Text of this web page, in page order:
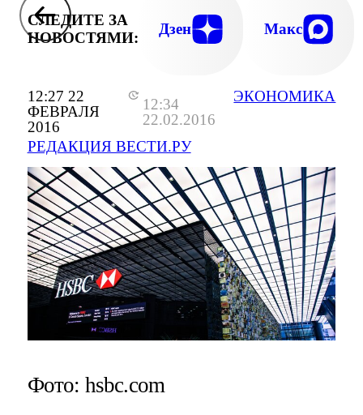
12:27 22
ФЕВРАЛЯ
2016
12:34
22.02.2016
РЕДАКЦИЯ ВЕСТИ.РУ
ЭКОНОМИКА
СЛЕДИТЕ ЗА
НОВОСТЯМИ:
Дзен Макс
Фото: hsbc.com